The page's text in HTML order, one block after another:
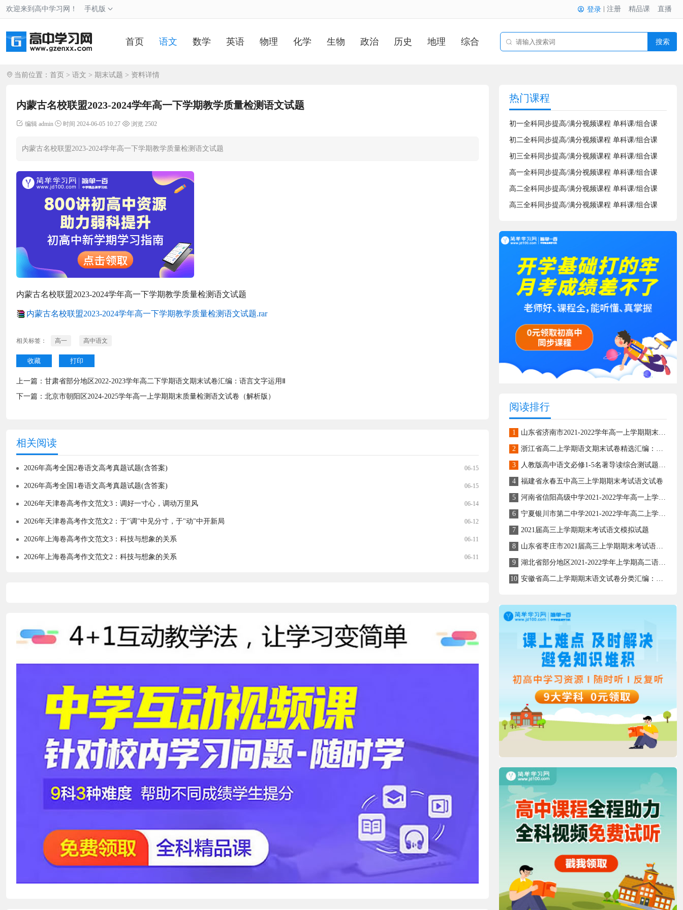
欢迎来到高中学习网！ 手机版 登录 注册 精品课 直播
首页 语文 数学 英语 物理 化学 生物 政治 历史 地理 综合 搜索
当前位置： 首页 > 语文 > 期末试题 > 资料详情
内蒙古名校联盟2023-2024学年高一下学期教学质量检测语文试题
编辑 admin 时间 2024-06-05 10:27 浏览 2502
内蒙古名校联盟2023-2024学年高一下学期教学质量检测语文试题
内蒙古名校联盟2023-2024学年高一下学期教学质量检测语文试题
内蒙古名校联盟2023-2024学年高一下学期教学质量检测语文试题.rar
相关标签： 高一 高中语文
收藏 打印
上一篇： 甘肃省部分地区2022-2023学年高二下学期语文期末试卷汇编：语言文字运用Ⅱ
下一篇： 北京市朝阳区2024-2025学年高一上学期期末质量检测语文试卷（解析版）
相关阅读
06-15
2026年高考全国2卷语文高考真题试题(含答案)
06-15
2026年高考全国1卷语文高考真题试题(含答案)
06-14
2026年天津卷高考作文范文3：调好一寸心，调动万里风
06-12
2026年天津卷高考作文范文2：于"调"中见分寸，于"动"中开新局
06-11
2026年上海卷高考作文范文3：科技与想象的关系
06-11
2026年上海卷高考作文范文2：科技与想象的关系
热门课程
初一全科同步提高/满分视频课程 单科课/组合课
初二全科同步提高/满分视频课程 单科课/组合课
初三全科同步提高/满分视频课程 单科课/组合课
高一全科同步提高/满分视频课程 单科课/组合课
高二全科同步提高/满分视频课程 单科课/组合课
高三全科同步提高/满分视频课程 单科课/组合课
阅读排行
1 山东省济南市2021-2022学年高一上学期期末考试语文试题
2 浙江省高二上学期语文期末试卷精选汇编：名篇名句默写专题
3 人教版高中语文必修1-5名著导读综合测试题（解析版）
4 福建省永春五中高三上学期期末考试语文试卷
5 河南省信阳高级中学2021-2022学年高一上学期期末考试语文试卷
6 宁夏银川市第二中学2021-2022学年高二上学期期末考试语文试题
7 2021届高三上学期期末考试语文模拟试题
8 山东省枣庄市2021届高三上学期期末考试语文试题
9 湖北省部分地区2021-2022学年上学期高二语文期末试题分类汇编：写作专题
10 安徽省高二上学期期末语文试卷分类汇编：古诗词阅读专题